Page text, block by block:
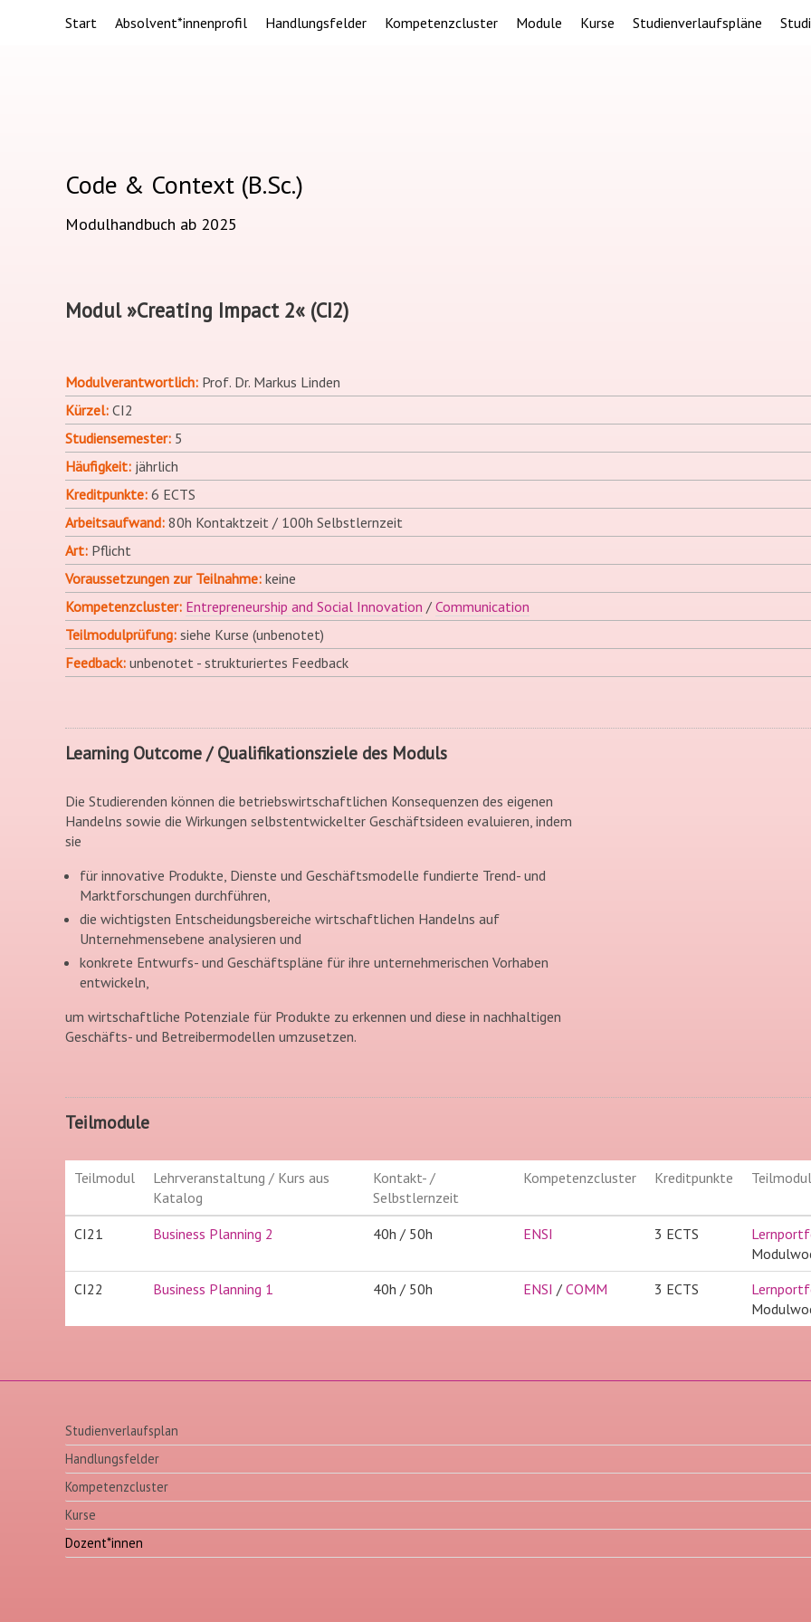
Start Absolvent*innenprofil Handlungsfelder Kompetenzcluster Module Kurse Studienverlaufspläne
Code & Context (B.Sc.)
Modulhandbuch ab 2025
Modul »Creating Impact 2« (CI2)
Modulverantwortlich Prof. Dr. Markus Linden
Kürzel CI2
Studiensemester 5
Häufigkeit jährlich
Kreditpunkte 6 ECTS
Arbeitsaufwand 80h Kontaktzeit / 100h Selbstlernzeit
Art Pflicht
Voraussetzungen zur Teilnahme keine
Kompetenzcluster Entrepreneurship and Social Innovation / Communication
Teilmodulprüfung siehe Kurse (unbenotet)
Feedback unbenotet - strukturiertes Feedback
Learning Outcome / Qualifikationsziele des Moduls
Die Studierenden können die betriebswirtschaftlichen Konsequenzen des eigenen
Handelns sowie die Wirkungen selbstentwickelter Geschäftsideen evaluieren, indem
sie
für innovative Produkte, Dienste und Geschäftsmodelle fundierte Trend- und
Marktforschungen durchführen,
die wichtigsten Entscheidungsbereiche wirtschaftlichen Handelns auf
Unternehmensebene analysieren und
konkrete Entwurfs- und Geschäftspläne für ihre unternehmerischen Vorhaben
entwickeln,
um wirtschaftliche Potenziale für Produkte zu erkennen und diese in nachhaltigen
Geschäfts- und Betreibermodellen umzusetzen.
Teilmodule
Teilmodul
Lehrveranstaltung / Kurs aus
Katalog
Kontakt- /
Selbstlernzeit
Kompetenzcluster Kreditpunkte
CI21 Business Planning 2 40h / 50h ENSI 3 ECTS
CI22
Business Planning 1 40h / 50h ENSI / COMM 3 ECTS
Studienverlaufsplan
Handlungsfelder
Kompetenzcluster
Kurse
Dozent*innen